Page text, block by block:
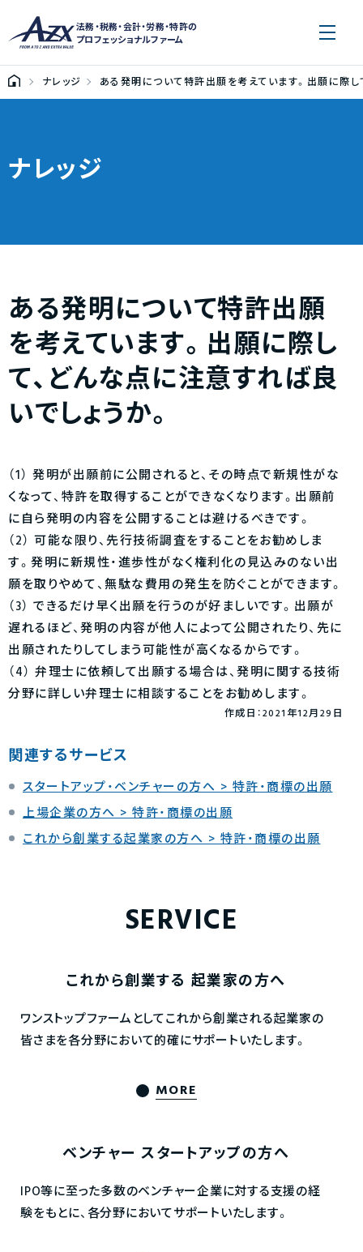
法務・税務・会計・労務・特許の
プロフェッショナルファーム
ナレッジ ある発明について特許出願を考えています。出願に際
ナレッジ
ある発明について特許出願
を考えています。出願に際し
て、どんな点に注意すれば良
いでしょうか。
（1） 発明が出願前に公開されると、その時点で新規性がな
くなって、特許を取得することができなくなります。出願前
に自ら発明の内容を公開することは避けるべきです。
（2） 可能な限り、先行技術調査をすることをお勧めしま
す。発明に新規性・進歩性がなく権利化の見込みのない出
願を取りやめて、無駄な費用の発生を防ぐことができます。
（3） できるだけ早く出願を行うのが好ましいです。出願が
遅れるほど、発明の内容が他人によって公開されたり、先に
出願されたりしてしまう可能性が高くなるからです。
（4） 弁理士に依頼して出願する場合は、発明に関する技術
分野に詳しい弁理士に相談することをお勧めします。
作成日：2021年12月29日
関連するサービス
スタートアップ・ベンチャーの方へ > 特許・商標の出願
上場企業の方へ > 特許・商標の出願
これから創業する起業家の方へ > 特許・商標の出願
SERVICE
これから創業する 起業家の方へ
ワンストップファームとしてこれから創業される起業家の
皆さまを各分野において的確にサポートいたします。
MORE
ベンチャー スタートアップの方へ
IPO等に至った多数のベンチャー企業に対する支援の経
験をもとに、各分野においてサポートいたします。